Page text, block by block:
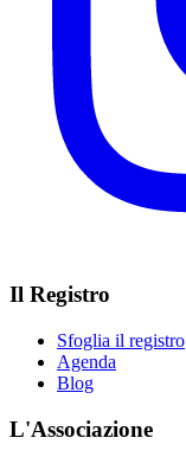
Il Registro
Sfoglia il registro
Agenda
Blog
L'Associazione